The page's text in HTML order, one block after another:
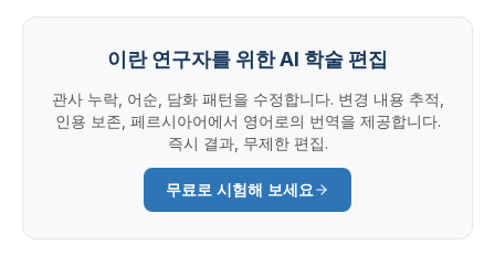
이란 연구자를 위한 AI 학술 편집
관사 누락, 어순, 담화 패턴을 수정합니다. 변경 내용 추적,
인용 보존, 페르시아어에서 영어로의 번역을 제공합니다.
즉시 결과, 무제한 편집.
무료로 시험해 보세요